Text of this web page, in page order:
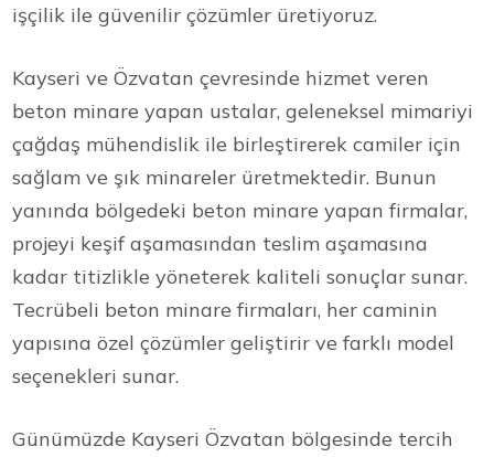
işçilik ile güvenilir çözümler üretiyoruz.
Kayseri ve Özvatan çevresinde hizmet veren
beton minare yapan ustalar, geleneksel mimariyi
çağdaş mühendislik ile birleştirerek camiler için
sağlam ve şık minareler üretmektedir. Bunun
yanında bölgedeki beton minare yapan firmalar,
projeyi keşif aşamasından teslim aşamasına
kadar titizlikle yöneterek kaliteli sonuçlar sunar.
Tecrübeli beton minare firmaları, her caminin
yapısına özel çözümler geliştirir ve farklı model
seçenekleri sunar.
Günümüzde Kayseri Özvatan bölgesinde tercih